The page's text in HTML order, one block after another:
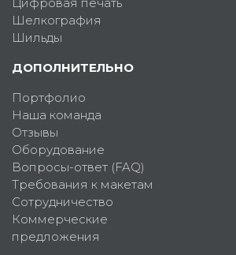
Шелкография
Шильды
ДОПОЛНИТЕЛЬНО
Портфолио
Наша команда
Отзывы
Оборудование
Вопросы-ответ (FAQ)
Требования к макетам
Сотрудничество
Коммерческие
предложения